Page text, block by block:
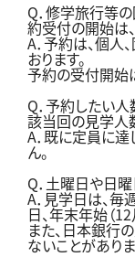
Q．修学旅行等
約受付の開始は
A．予約は、個人
おります。
予約の受付開始
Q．予約したい
該当回の見学人
A．既に定員に達
ん。
Q．土曜日や日
A．見学日は、毎
日、年末年始（
また、日本銀行
ないことがありま